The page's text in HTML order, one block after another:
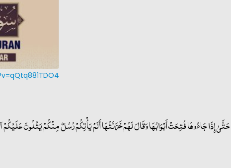
إِذَا جَاءُوهَا فُتِحَتْ أَبْوَابُهَا وَقَالَ لَهُمْ خَزَنَتُهَا أَلَمْ يَأْتِكُمْ رُسُلٌ مِنْكُمْ يَتْلُونَ